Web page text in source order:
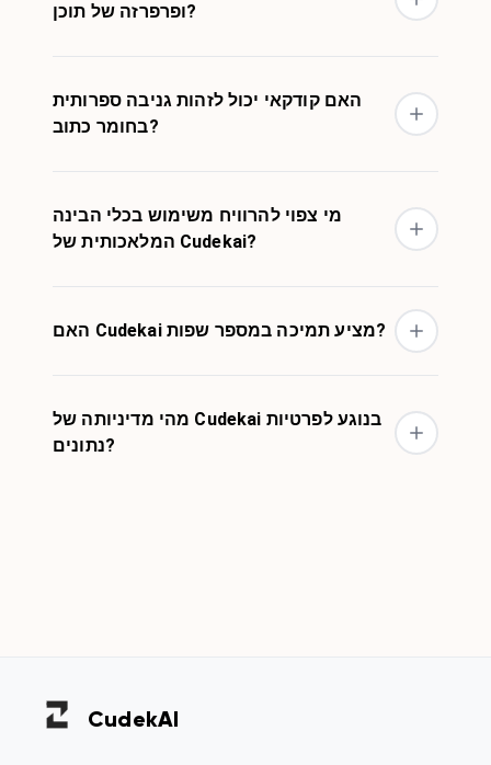
ופרפרזה של תוכן?
האם קודקאי יכול לזהות גניבה ספרותית
בחומר כתוב?
מי צפוי להרוויח משימוש בכלי הבינה
המלאכותית של Cudekai?
האם Cudekai מציע תמיכה במספר שפות?
מהי מדיניותה של Cudekai בנוגע לפרטיות
נתונים?
CudekAI